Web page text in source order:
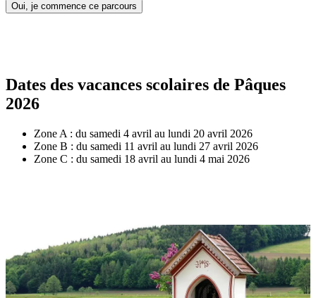
Oui, je commence ce parcours
Dates des vacances scolaires de Pâques
2026
Zone A : du samedi 4 avril au lundi 20 avril 2026
Zone B : du samedi 11 avril au lundi 27 avril 2026
Zone C : du samedi 18 avril au lundi 4 mai 2026